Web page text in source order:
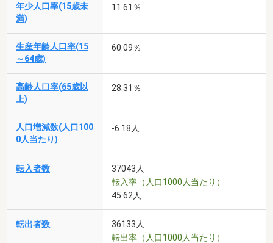
年少人口率(15歳未
満)
11.61％
生産年齢人口率(15
～64歳)
60.09％
高齢人口率(65歳以
上)
28.31％
人口増減数(人口100
0人当たり)
-6.18人
転入者数
37043人
転入率（人口1000人当たり）
45.62人
転出者数
36133人
転出率（人口1000人当たり）